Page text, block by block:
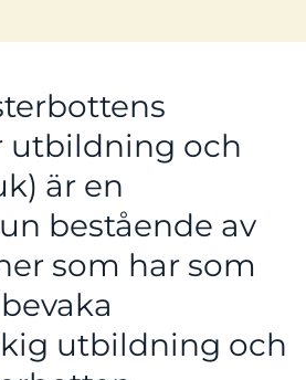
utbildning och
är en
bestående av
som har som
utbildning och